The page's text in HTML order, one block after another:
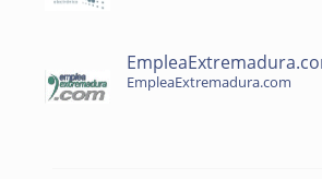
EmpleaExtremadura.com